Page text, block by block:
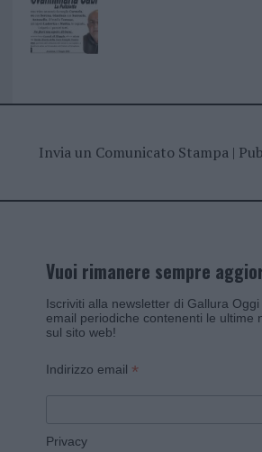
Invia un Comunicato Stampa|
Vuoi rimanere sempre
Iscriviti alla newsletter di Gallura
email periodiche contenenti le ultime
sul sito web!
Indirizzo email *
Privacy